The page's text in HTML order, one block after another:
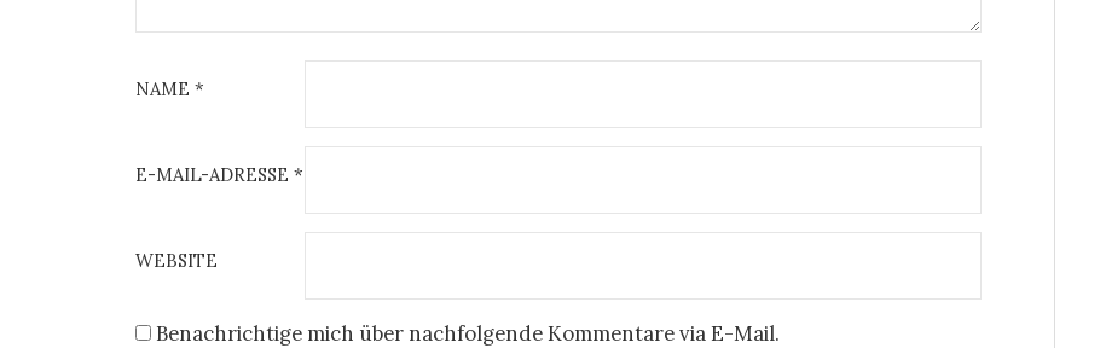
NAME *
E-MAIL-ADRESSE *
WEBSITE
Benachrichtige mich über nachfolgende Kommentare via E-Mail.